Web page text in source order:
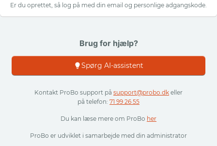
Er du oprettet, så log på med din email og personlige adgangskode.
Brug for hjælp?
Spørg AI-assistent
Kontakt ProBo support på support@probo.dk eller
på telefon: 71 99 26 55
Du kan læse mere om ProBo her
ProBo er udviklet i samarbejde med din administrator